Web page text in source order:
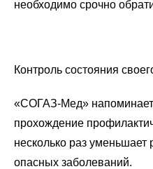
необходимо срочно
Контроль состояния
«СОГАЗ-Мед»
прохождение
несколько раз уменьшает
опасных заболеваний.